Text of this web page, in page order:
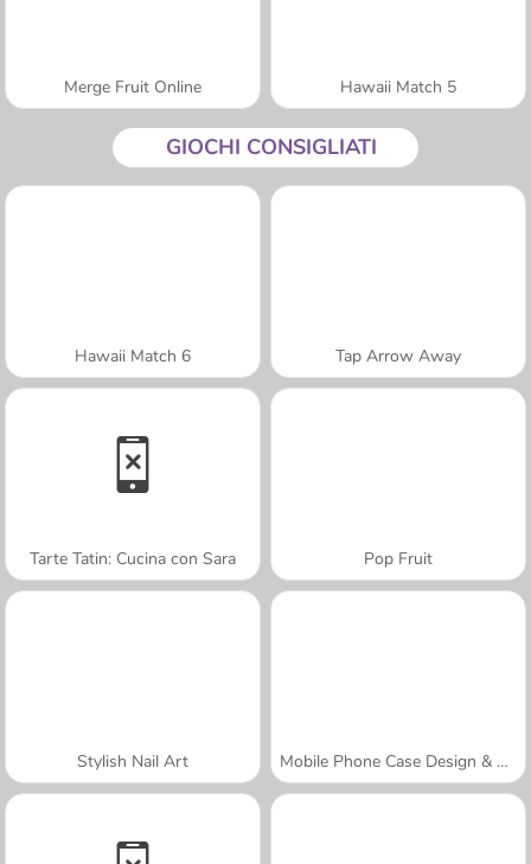
Merge Fruit Online Hawaii Match 5
GIOCHI CONSIGLIATI
Hawaii Match 6 Tap Arrow Away
Tarte Tatin: Cucina con Sara Pop Fruit
Stylish Nail Art Mobile Phone Case Design & DIY